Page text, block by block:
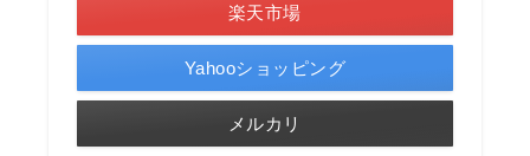
楽天市場
Yahooショッピング
メルカリ